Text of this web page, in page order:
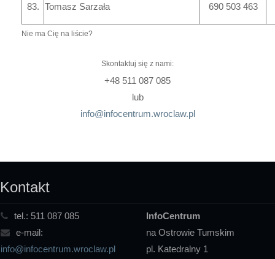
83. Tomasz Sarzała 690 503 463
Nie ma Cię na liście?
Skontaktuj się z nami:
+48 511 087 085
lub
info@infocentrum.wroclaw.pl
Kontakt
tel.: 511 087 085
e-mail:
info@infocentrum.wroclaw.pl
InfoCentrum
na Ostrowie Tumskim
pl. Katedralny 1